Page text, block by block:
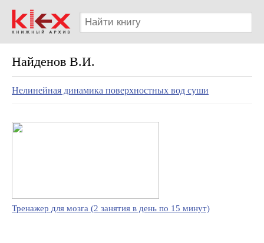
Найденов В.И.
Нелинейная динамика поверхностных вод суши
Тренажер для мозга (2 занятия в день по 15 минут)